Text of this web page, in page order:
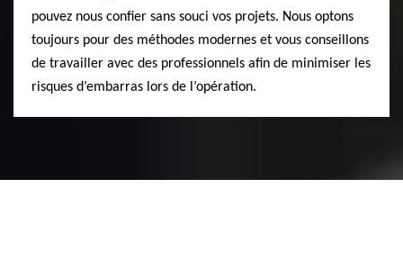
pouvez nous confier sans souci vos projets. Nous optons
toujours pour des méthodes modernes et vous conseillons
de travailler avec des professionnels afin de minimiser les
risques d’embarras lors de l’opération.